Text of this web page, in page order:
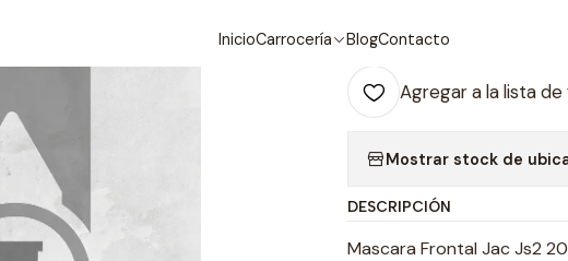
InicioCarrocería BlogContacto
Cantidad
Agregar a la lista
Mostrar stock de
DESCRIPCIÓN
Mascara Frontal Jac Js2